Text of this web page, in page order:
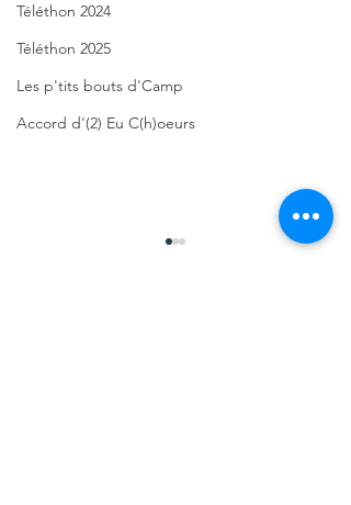
Téléthon 2024
Téléthon 2025
Les p'tits bouts d'Camp
Accord d'(2) Eu C(h)oeurs